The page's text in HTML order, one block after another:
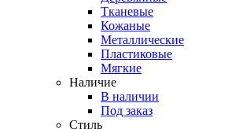
Тканевые
Кожаные
Металлические
Пластиковые
Мягкие
Наличие
В наличии
Под заказ
Стиль